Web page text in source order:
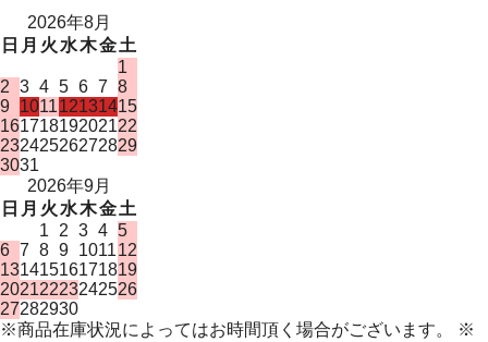
2026年8月
日 月 火水木金土
1
2 3 4 5 6 7 8
9 101112131415
16171819202122
23242526272829
3031
2026年9月
日 月 火水木金土
1 2 3 4 5
6 7 8 9 101112
13141516171819
20212223242526
27282930
※商品在庫状況によってはお時間頂く場合がございます。 ※